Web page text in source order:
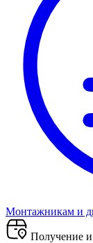
Монтажникам и
Получение и